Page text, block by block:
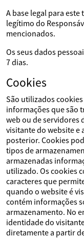
A base legal para
legítimo do
mencionados.
Os seus dados
7 dias.
Cookies
São utilizados
informações que são
web ou de servidores
visitante do website e
posterior. Cookies
tipos de
armazenadas
utilizado. Os cookies
caracteres que
quando o website é
contém informações
armazenamento. No
identidade do
diretamente a partir